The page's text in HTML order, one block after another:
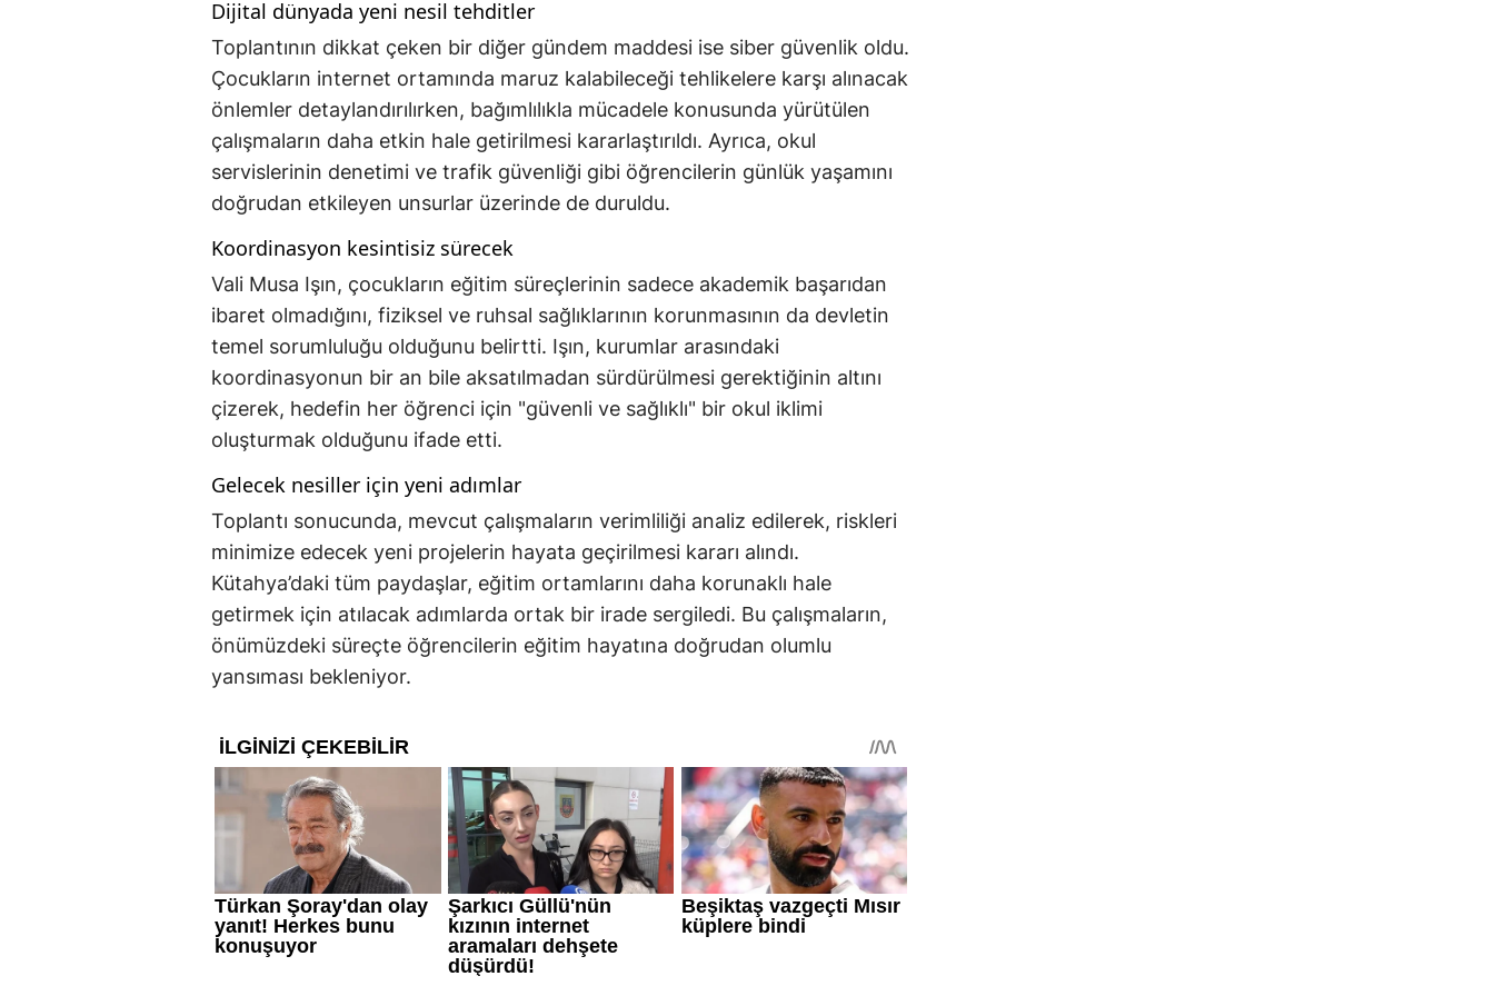
Dijital dünyada yeni nesil tehditler
Toplantının dikkat çeken bir diğer gündem maddesi ise siber güvenlik oldu.
Çocukların internet ortamında maruz kalabileceği tehlikelere karşı alınacak
önlemler detaylandırılırken, bağımlılıkla mücadele konusunda yürütülen
çalışmaların daha etkin hale getirilmesi kararlaştırıldı. Ayrıca, okul
servislerinin denetimi ve trafik güvenliği gibi öğrencilerin günlük yaşamını
doğrudan etkileyen unsurlar üzerinde de duruldu.
Koordinasyon kesintisiz sürecek
Vali Musa Işın, çocukların eğitim süreçlerinin sadece akademik başarıdan
ibaret olmadığını, fiziksel ve ruhsal sağlıklarının korunmasının da devletin
temel sorumluluğu olduğunu belirtti. Işın, kurumlar arasındaki
koordinasyonun bir an bile aksatılmadan sürdürülmesi gerektiğinin altını
çizerek, hedefin her öğrenci için "güvenli ve sağlıklı" bir okul iklimi
oluşturmak olduğunu ifade etti.
Gelecek nesiller için yeni adımlar
Toplantı sonucunda, mevcut çalışmaların verimliliği analiz edilerek, riskleri
minimize edecek yeni projelerin hayata geçirilmesi kararı alındı.
Kütahya’daki tüm paydaşlar, eğitim ortamlarını daha korunaklı hale
getirmek için atılacak adımlarda ortak bir irade sergiledi. Bu çalışmaların,
önümüzdeki süreçte öğrencilerin eğitim hayatına doğrudan olumlu
yansıması bekleniyor.